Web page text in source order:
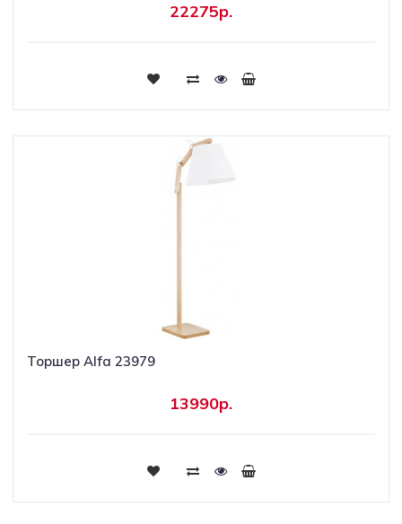
22275р.
Купить
Торшер Alfa 23979
13990р.
Купить